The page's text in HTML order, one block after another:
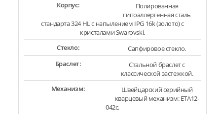
Корпус:
Полированная
гипоаллергенная сталь
стандарта 324 HL с напылением IPG 16k (золото) с
кристалами Swarovski.
Стекло:
Сапфировое стекло.
Браслет:
Стальной браслет с
классической застежкой.
Механизм:
Швейцарский серийный
кварцевый механизм: ETA12-
042c.